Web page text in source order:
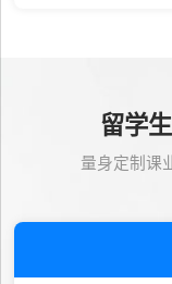
留学生
量身定制课